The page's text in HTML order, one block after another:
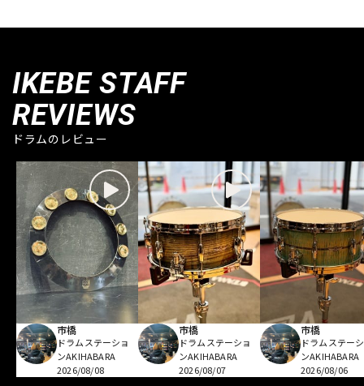
IKEBE STAFF
REVIEWS
ドラムのレビュー
市橋
ドラムステーショ
ンAKIHABARA
2026/08/08
市橋
ドラムステーショ
ンAKIHABARA
2026/08/07
市橋
ドラムステー
ンAKIHABARA
2026/08/06